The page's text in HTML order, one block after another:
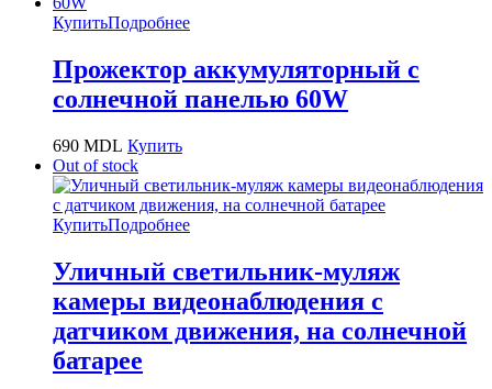
КупитьПодробнее
Прожектор аккумуляторный с
солнечной панелью 60W
690 MDL Купить
Out of stock
КупитьПодробнее
Уличный светильник-муляж
камеры видеонаблюдения с
датчиком движения, на солнечной
батарее